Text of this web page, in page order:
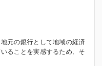
元の銀行として地域の経済
ることを実感するため、そ